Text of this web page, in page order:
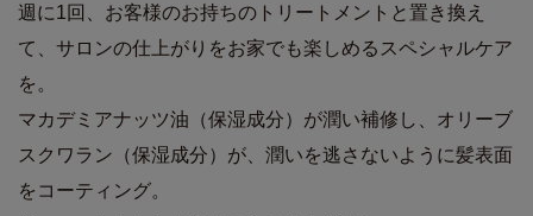
週に1回、お客様のお持ちのトリートメントと置き換え
て、サロンの仕上がりをお家でも楽しめるスペシャルケア
を。
マカデミアナッツ油（保湿成分）が潤い補修し、オリーブ
スクワラン（保湿成分）が、潤いを逃さないように髪表面
をコーティング。